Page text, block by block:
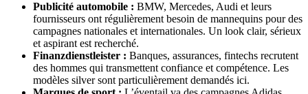
Publicité automobile : BMW, Mercedes, Audi et leurs
fournisseurs ont régulièrement besoin de mannequins pour des
campagnes nationales et internationales. Un look clair, sérieux
et aspirant est recherché.
Finanzdienstleister : Banques, assurances, fintechs recrutent
des hommes qui transmettent confiance et compétence. Les
modèles silver sont particulièrement demandés ici.